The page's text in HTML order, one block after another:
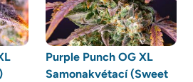
Purple Punch OG XL
Samonakvétací (Sweet